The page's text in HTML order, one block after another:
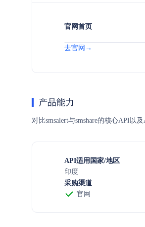
官网首页
去官网→
产品能力
对比smsalert与smshare的核心API以
API适用国家/地区
印度
采购渠道
官网